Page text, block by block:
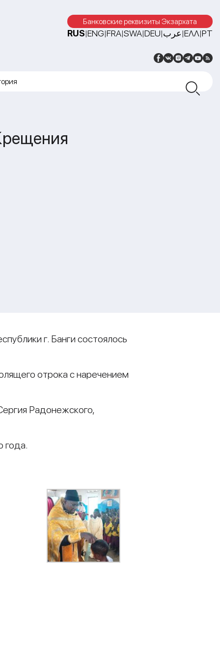
Банковские реквизиты Экзархата
RUS|ENG|FRA|SWA|DEU|عرب|ΕΛΛ|PT
г. Банги состоялось
отрока с наречением
Радонежского,
года.